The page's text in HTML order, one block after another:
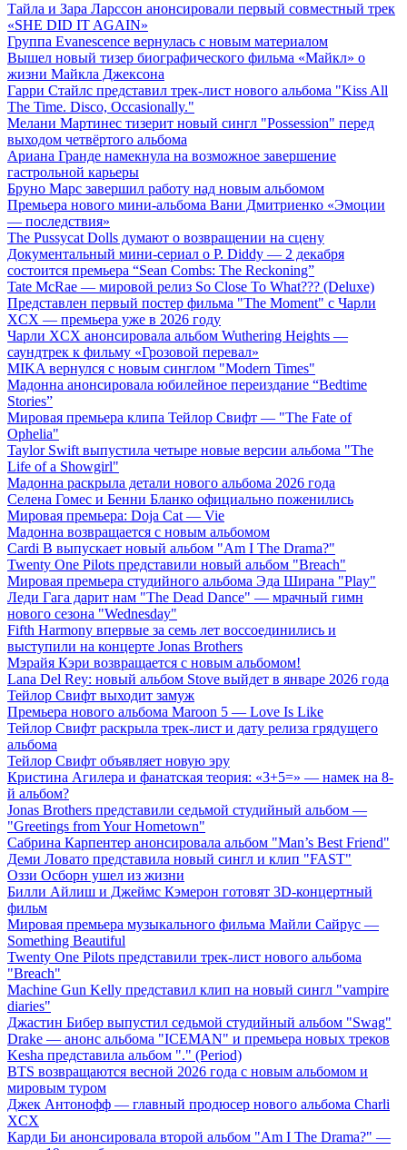
Тайла и Зара Ларссон анонсировали первый совместный трек
«SHE DID IT AGAIN»
Группа Evanescence вернулась с новым материалом
Вышел новый тизер биографического фильма «Майкл» о
жизни Майкла Джексона
Гарри Стайлс представил трек-лист нового альбома "Kiss All
The Time. Disco, Occasionally."
Мелани Мартинес тизерит новый сингл "Possession" перед
выходом четвёртого альбома
Ариана Гранде намекнула на возможное завершение
гастрольной карьеры
Бруно Марс завершил работу над новым альбомом
Премьера нового мини-альбома Вани Дмитриенко «Эмоции
— последствия»
The Pussycat Dolls думают о возвращении на сцену
Документальный мини-сериал о P. Diddy — 2 декабря
состоится премьера “Sean Combs: The Reckoning”
Tate McRae — мировой релиз So Close To What??? (Deluxe)
Представлен первый постер фильма "The Moment" с Чарли
XCX — премьера уже в 2026 году
Чарли XCX анонсировала альбом Wuthering Heights —
саундтрек к фильму «Грозовой перевал»
MIKA вернулся с новым синглом "Modern Times"
Мадонна анонсировала юбилейное переиздание “Bedtime
Stories”
Мировая премьера клипа Тейлор Свифт — "The Fate of
Ophelia"
Taylor Swift выпустила четыре новые версии альбома "The
Life of a Showgirl"
Мадонна раскрыла детали нового альбома 2026 года
Селена Гомес и Бенни Бланко официально поженились
Мировая премьера: Doja Cat — Vie
Мадонна возвращается с новым альбомом
Cardi B выпускает новый альбом "Am I The Drama?"
Twenty One Pilots представили новый альбом "Breach"
Мировая премьера студийного альбома Эда Ширана "Play"
Леди Гага дарит нам "The Dead Dance" — мрачный гимн
нового сезона "Wednesday"
Fifth Harmony впервые за семь лет воссоединились и
выступили на концерте Jonas Brothers
Мэрайя Кэри возвращается с новым альбомом!
Lana Del Rey: новый альбом Stove выйдет в январе 2026 года
Тейлор Свифт выходит замуж
Премьера нового альбома Maroon 5 — Love Is Like
Тейлор Свифт раскрыла трек-лист и дату релиза грядущего
альбома
Тейлор Свифт объявляет новую эру
Кристина Агилера и фанатская теория: «3+5=» — намек на 8-
й альбом?
Jonas Brothers представили седьмой студийный альбом —
"Greetings from Your Hometown"
Сабрина Карпентер анонсировала альбом "Man’s Best Friend"
Деми Ловато представила новый сингл и клип "FAST"
Оззи Осборн ушел из жизни
Билли Айлиш и Джеймс Кэмерон готовят 3D-концертный
фильм
Мировая премьера музыкального фильма Майли Сайрус —
Something Beautiful
Twenty One Pilots представили трек-лист нового альбома
"Breach"
Machine Gun Kelly представил клип на новый сингл "vampire
diaries"
Джастин Бибер выпустил седьмой студийный альбом "Swag"
Drake — анонс альбома "ICEMAN" и премьера новых треков
Kesha представила альбом "." (Period)
BTS возвращаются весной 2026 года с новым альбомом и
мировым туром
Джек Антонофф — главный продюсер нового альбома Charli
XCX
Карди Би анонсировала второй альбом "Am I The Drama?" —